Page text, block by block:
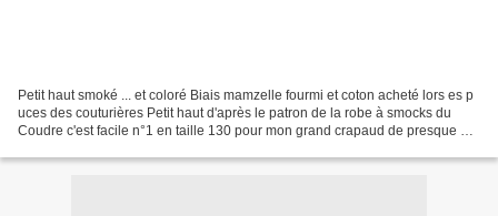
Petit haut smoké ... et coloré Biais mamzelle fourmi et coton acheté lors es p
uces des couturières Petit haut d'après le patron de la robe à smocks du
Coudre c'est facile n°1 en taille 130 pour mon grand crapaud de presque 8